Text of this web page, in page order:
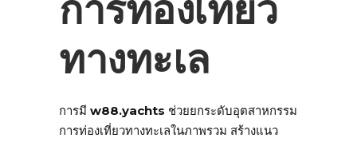
การท่องเที่ยว
ทางทะเล
การมี w88.yachts ช่วยยกระดับอุตสาหกรรม
การท่องเที่ยวทางทะเลในภาพรวม สร้างแนว